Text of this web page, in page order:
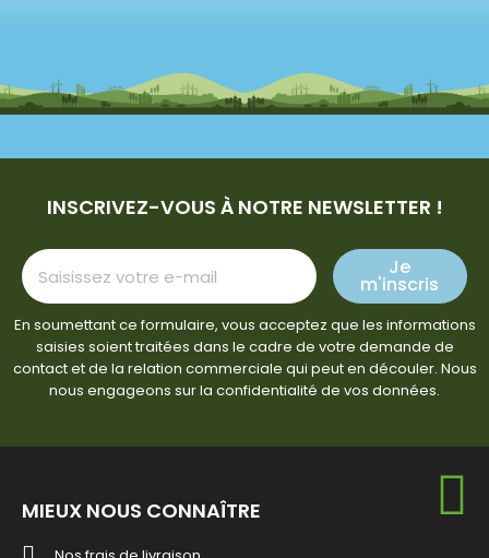
INSCRIVEZ-VOUS À NOTRE NEWSLETTER !
Je
m'inscris
En soumettant ce formulaire, vous acceptez que les informations
saisies soient traitées dans le cadre de votre demande de
contact et de la relation commerciale qui peut en découler. Nous
nous engageons sur la confidentialité de vos données.
MIEUX NOUS CONNAÎTRE